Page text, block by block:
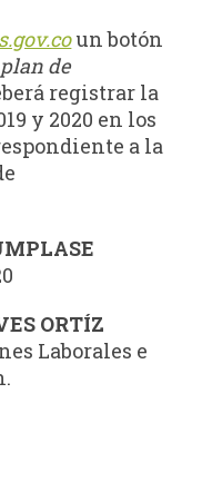
un botón
de
registrar la
y 2020 en los
a la
ORTÍZ
Laborales e